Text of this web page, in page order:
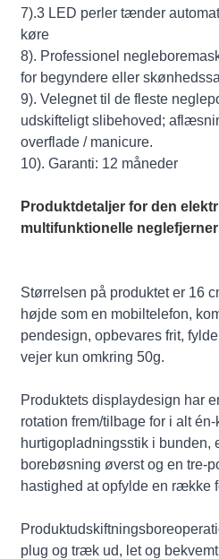
7).3 LED perler tænder
køre
8). Professionel
for begyndere eller
9). Velegnet til de fleste
udskifteligt slibehoved;
overflade / manicure.
10). Garanti: 12 måneder
Produktdetaljer for den
multifunktionelle
Størrelsen på produktet er 16
højde som en mobiltelefon,
pendesign, opbevares frit,
vejer kun omkring 50g.
Produktets displaydesign har
rotation frem/tilbage for i alt
hurtigopladningsstik i bunden,
borebøsning øverst og en tre-
hastighed at opfylde en række
plug og træk ud, let og